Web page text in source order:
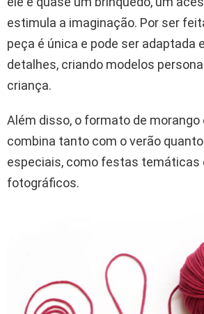
estimula a imaginação. Por ser
peça é única e pode ser adaptada
detalhes, criando modelos
criança.
Além disso, o formato de morango
combina tanto com o verão
especiais, como festas temáticas
fotográficos.